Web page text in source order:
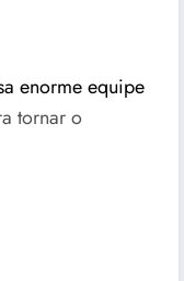
enorme equipe
tornar o